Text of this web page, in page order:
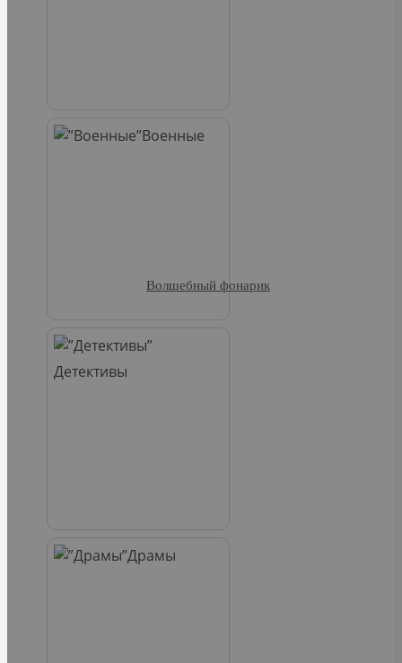
Военные
Детективы
Драмы
Волшебный фонарик